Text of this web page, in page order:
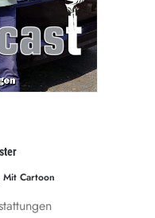
Mit Cartoon